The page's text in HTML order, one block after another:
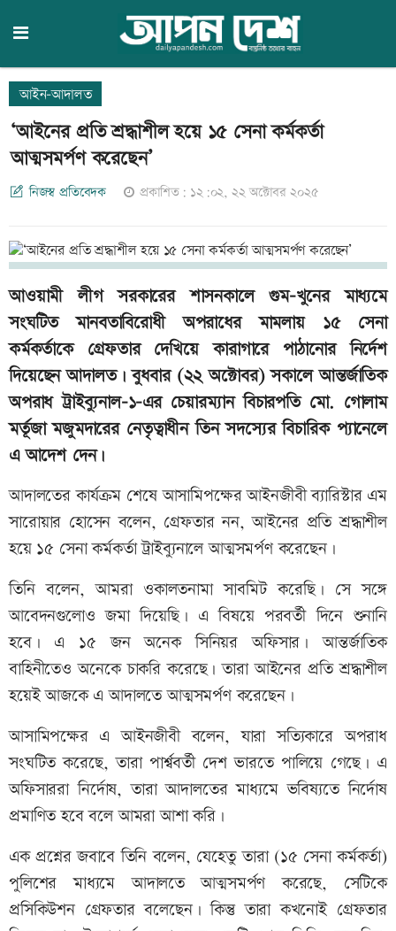
আইন-আদালত
‘আইনের প্রতি শ্রদ্ধাশীল হয়ে ১৫ সেনা কর্মকর্তা
আত্মসমর্পণ করেছেন’
নিজস্ব প্রতিবেদক প্রকাশিত: ১২:০২, ২২ অক্টোবর ২০২৫
আওয়ামী লীগ সরকারের শাসনকালে গুম-খুনের মাধ্যমে
সংঘটিত মানবতাবিরোধী অপরাধের মামলায় ১৫ সেনা
কর্মকর্তাকে গ্রেফতার দেখিয়ে কারাগারে পাঠানোর নির্দেশ
দিয়েছেন আদালত। বুধবার (২২ অক্টোবর) সকালে আন্তর্জাতিক
অপরাধ ট্রাইব্যুনাল-১-এর চেয়ারম্যান বিচারপতি মো. গোলাম
মর্তূজা মজুমদারের নেতৃত্বাধীন তিন সদস্যের বিচারিক প্যানেলে
এ আদেশ দেন।
আদালতের কার্যক্রম শেষে আসামিপক্ষের আইনজীবী ব্যারিস্টার এম
সারোয়ার হোসেন বলেন, গ্রেফতার নন, আইনের প্রতি শ্রদ্ধাশীল
হয়ে ১৫ সেনা কর্মকর্তা ট্রাইব্যুনালে আত্মসমর্পণ করেছেন।
তিনি বলেন, আমরা ওকালতনামা সাবমিট করেছি। সে সঙ্গে
আবেদনগুলোও জমা দিয়েছি। এ বিষয়ে পরবর্তী দিনে শুনানি
হবে। এ ১৫ জন অনেক সিনিয়র অফিসার। আন্তর্জাতিক
বাহিনীতেও অনেকে চাকরি করেছে। তারা আইনের প্রতি শ্রদ্ধাশীল
হয়েই আজকে এ আদালতে আত্মসমর্পণ করেছেন।
আসামিপক্ষের এ আইনজীবী বলেন, যারা সত্যিকারে অপরাধ
সংঘটিত করেছে, তারা পার্শ্ববর্তী দেশ ভারতে পালিয়ে গেছে। এ
অফিসাররা নির্দোষ, তারা আদালতের মাধ্যমে ভবিষ্যতে নির্দোষ
প্রমাণিত হবে বলে আমরা আশা করি।
এক প্রশ্নের জবাবে তিনি বলেন, যেহেতু তারা (১৫ সেনা কর্মকর্তা)
পুলিশের মাধ্যমে আদালতে আত্মসমর্পণ করেছে, সেটিকে
প্রসিকিউশন গ্রেফতার বলেছেন। কিন্তু তারা কখনোই গ্রেফতার